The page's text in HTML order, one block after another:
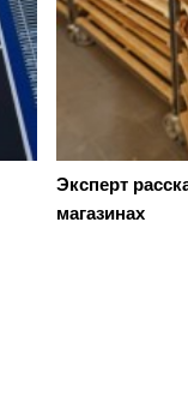
Эксперт
магазинах